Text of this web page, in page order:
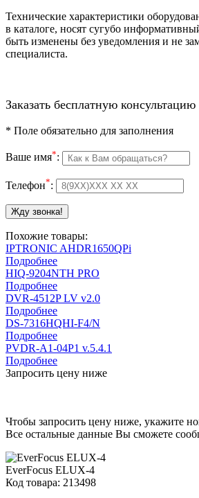
Технические характеристики
в каталоге, носят сугубо
быть изменены без уведомления и не
специалиста.
Заказать бесплатную консультацию
* Поле обязательно для заполнения
Ваше имя*:
Телефон*:
Похожие товары:
IPTRONIC AHDR1650QPi
Подробнее
HIQ-9204NTH PRO
Подробнее
DVR-4512P LV v2.0
Подробнее
DS-7316HQHI-F4/N
Подробнее
PVDR-A1-04P1 v.5.4.1
Подробнее
Запросить цену ниже
Чтобы запросить цену ниже, укажите
Все остальные данные Вы сможете
EverFocus ELUX-4
Код товара: 213498